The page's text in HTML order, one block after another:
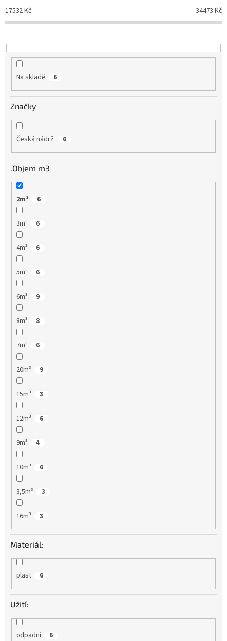
d
u
t
ů
17532Kč 34473 Kč
Na skladě 6
Značky
Česká nádrž 6
.Objem m3
2m³ 6
3m³ 6
4m³ 6
5m³ 6
6m³ 9
8m³ 8
7m³ 6
20m³ 9
15m³ 3
12m³ 6
9m³ 4
10m³ 6
3,5m³ 3
16m³ 3
Materiál:
plast 6
Užití:
odpadní 6